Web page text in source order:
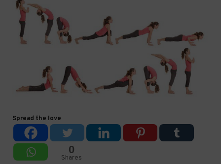
Spread the love
0
Shares